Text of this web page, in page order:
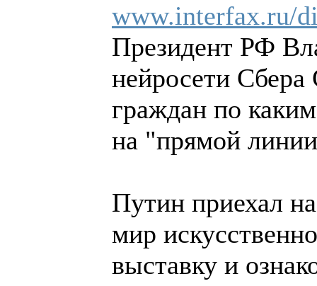
www.interfax.ru/
Президент РФ
нейросети
граждан по
на "прямой
Путин приехал
мир
выставку и